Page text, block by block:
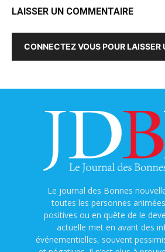
LAISSER UN COMMENTAIRE
CONNECTEZ VOUS POUR LAISSER
Le journal des Bonnes
toutes les personnes
positives ou en quête de le
actuelle met en avant des
événementielles, souvent